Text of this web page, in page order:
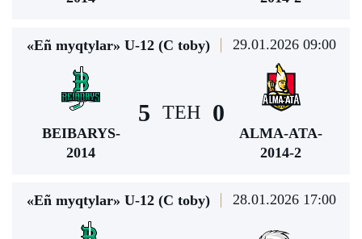
«Eñ myqtylar» U-12 (С toby) 29.01.2026 09:00
BEIBARYS-
2014
5 TEH 0
ALMA-ATA-
2014-2
«Eñ myqtylar» U-12 (С toby) 28.01.2026 17:00